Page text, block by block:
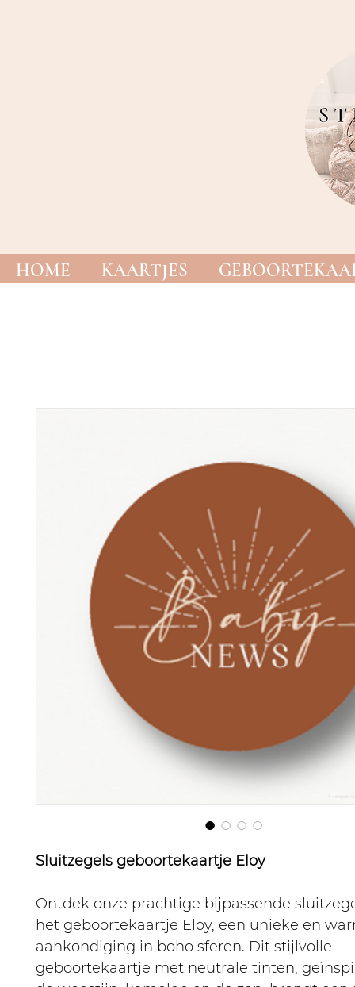
HOME KAARTJES
Sluitzegels geboortekaartje Eloy
Ontdek onze prachtige bijpassende
het geboortekaartje Eloy, een unieke en
aankondiging in boho sferen. Dit stijlvolle
geboortekaartje met neutrale tinten,